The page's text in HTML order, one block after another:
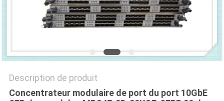
POLITIQUE
DE
CONFIDENTIALITÉ
Description de produit
Concentrateur modulaire de port du port 10GbE